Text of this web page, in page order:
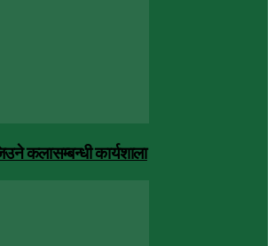
कलासम्बन्धी कार्यशाला